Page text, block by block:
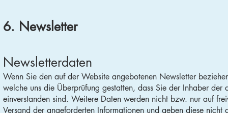
6. Newsletter
Newsletter­daten
Wenn Sie den auf der Website angebotenen Newsletter
welche uns die Überprüfung gestatten, dass Sie der Inhaber
einverstanden sind. Weitere Daten werden nicht bzw. nur auf
Versand der angeforderten Informationen und geben diese nicht